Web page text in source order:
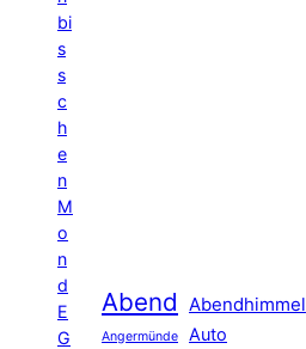
bi
s
s
c
h
e
n
M
o
n
d
E
G
Abend Abendhimmel
Angermünde Auto